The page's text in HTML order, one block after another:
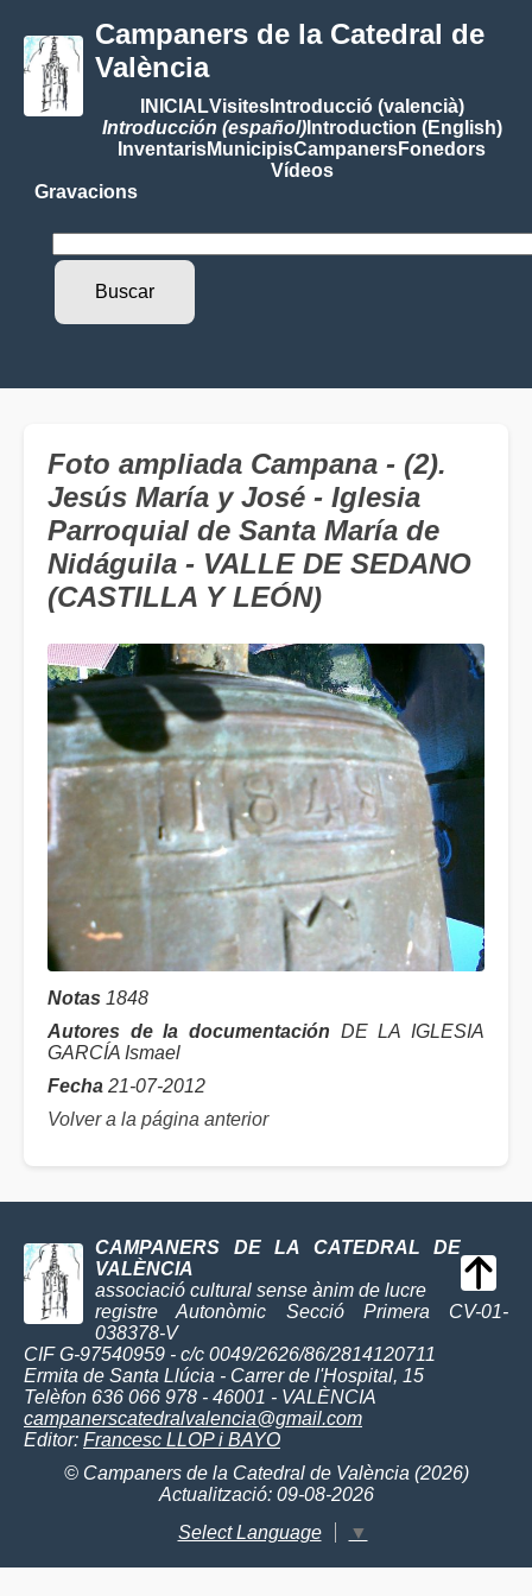
Campaners de la Catedral de
València
INICIALVisitesIntroducció (valencià)
Introducción (español)Introduction (English)
InventarisMunicipisCampanersFonedors
Vídeos
Gravacions
Foto ampliada Campana - (2).
Jesús María y José - Iglesia
Parroquial de Santa María de
Nidáguila - VALLE DE SEDANO
(CASTILLA Y LEÓN)
Notas 1848
Autores de la documentación DE LA IGLESIA
GARCÍA Ismael
Fecha 21-07-2012
Volver a la página anterior
CAMPANERS DE LA CATEDRAL DE
VALÈNCIA
associació cultural sense ànim de lucre
registre Autonòmic Secció Primera CV-01-
038378-V
CIF G-97540959 - c/c 0049/2626/86/2814120711
Ermita de Santa Llúcia - Carrer de l'Hospital, 15
Telèfon 636 066 978 - 46001 - VALÈNCIA
campanerscatedralvalencia@gmail.com
Editor: Francesc LLOP i BAYO
© Campaners de la Catedral de València (2026)
Actualització: 09-08-2026
Select Language
▼